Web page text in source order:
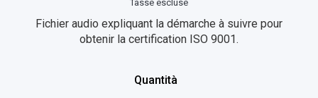
Tasse escluse
Fichier audio expliquant la démarche à suivre pour
obtenir la certification ISO 9001.
Quantità